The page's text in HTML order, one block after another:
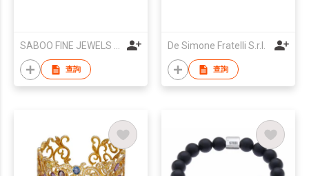
SABOO FINE JEWELS (HK)
查詢
De Simone Fratelli S.r.l.
查詢